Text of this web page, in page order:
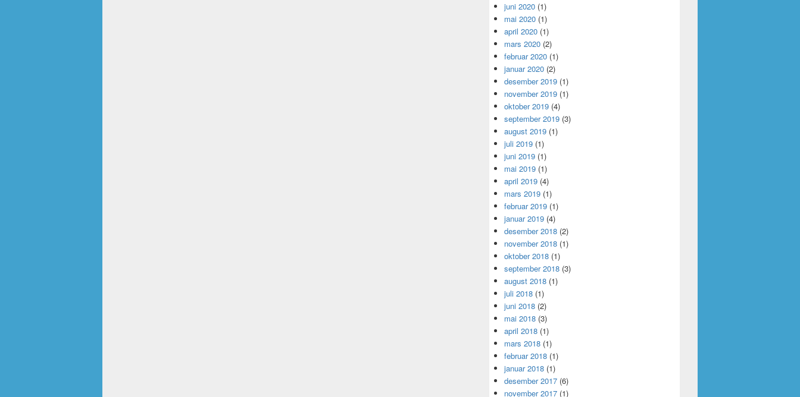
juni 2020 (1)
mai 2020 (1)
april 2020 (1)
mars 2020 (2)
februar 2020 (1)
januar 2020 (2)
desember 2019 (1)
november 2019 (1)
oktober 2019 (4)
september 2019 (3)
august 2019 (1)
juli 2019 (1)
juni 2019 (1)
mai 2019 (1)
april 2019 (4)
mars 2019 (1)
februar 2019 (1)
januar 2019 (4)
desember 2018 (2)
november 2018 (1)
oktober 2018 (1)
september 2018 (3)
august 2018 (1)
juli 2018 (1)
juni 2018 (2)
mai 2018 (3)
april 2018 (1)
mars 2018 (1)
februar 2018 (1)
januar 2018 (1)
desember 2017 (6)
november 2017 (1)